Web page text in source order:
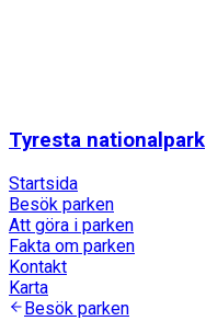
Tyresta nationalpark
Startsida
Besök parken
Att göra i parken
Fakta om parken
Kontakt
Karta
Besök parken